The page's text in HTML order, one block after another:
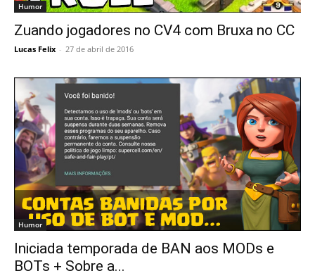
Humor
Zuando jogadores no CV4 com Bruxa no CC
Lucas Felix - 27 de abril de 2016
Humor
Iniciada temporada de BAN aos MODs e
BOTs + Sobre a...